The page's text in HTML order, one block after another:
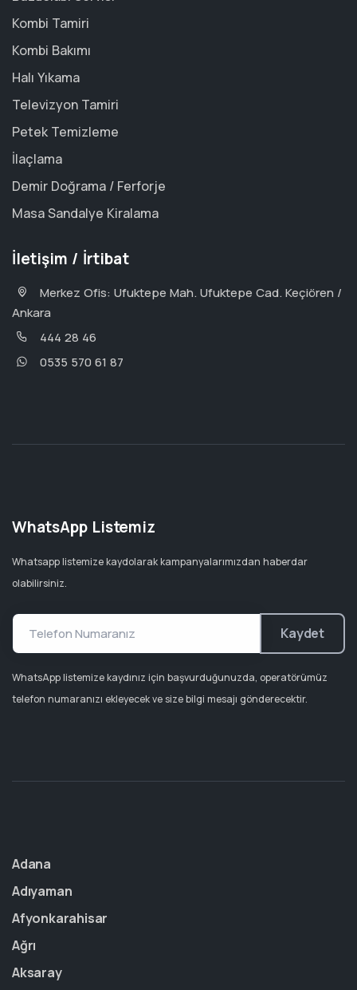
Kombi Tamiri
Kombi Bakımı
Halı Yıkama
Televizyon Tamiri
Petek Temizleme
İlaçlama
Demir Doğrama / Ferforje
Masa Sandalye Kiralama
İletişim / İrtibat
Merkez Ofis: Ufuktepe Mah. Ufuktepe Cad. Keçiören /
Ankara
444 28 46
0535 570 61 87
WhatsApp Listemiz
Whatsapp listemize kaydolarak kampanyalarımızdan haberdar
olabilirsiniz.
Kaydet
WhatsApp listemize kaydınız için başvurduğunuzda, operatörümüz
telefon numaranızı ekleyecek ve size bilgi mesajı gönderecektir.
Adana
Adıyaman
Afyonkarahisar
Ağrı
Aksaray